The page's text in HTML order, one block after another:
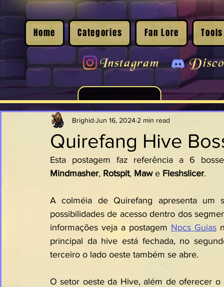
Home Categories Fan Lore Tools
Instagram
Quirefang Hive
Brighid Jun 16, 2024 2 min read
Esta postagem faz referência a 6
Mindmasher, Rotspit, Maw e Fleshslicer.
A colméia de Quirefang apresenta um
possibilidades de acesso dentro dos
informações veja a postagem Npcs Guias
principal da hive está fechada, no
terceiro o lado oeste também se abre.
O setor oeste da Hive, além de oferecer